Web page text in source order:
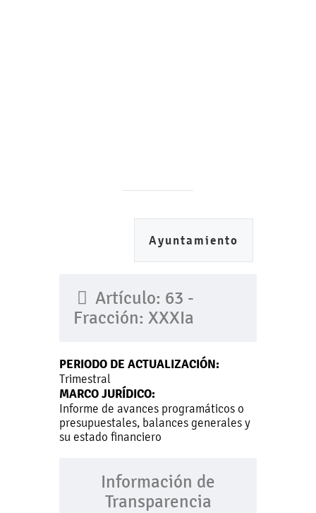
Ayuntamiento
Artículo: 63 -
Fracción: XXXIa
PERIODO DE ACTUALIZACIÓN:
Trimestral
MARCO JURÍDICO:
Informe de avances programáticos o
presupuestales, balances generales y
su estado financiero
Información de
Transparencia